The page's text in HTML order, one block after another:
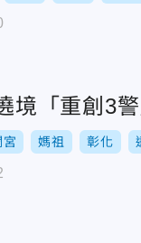
境「重創3
宮 媽祖 彰化